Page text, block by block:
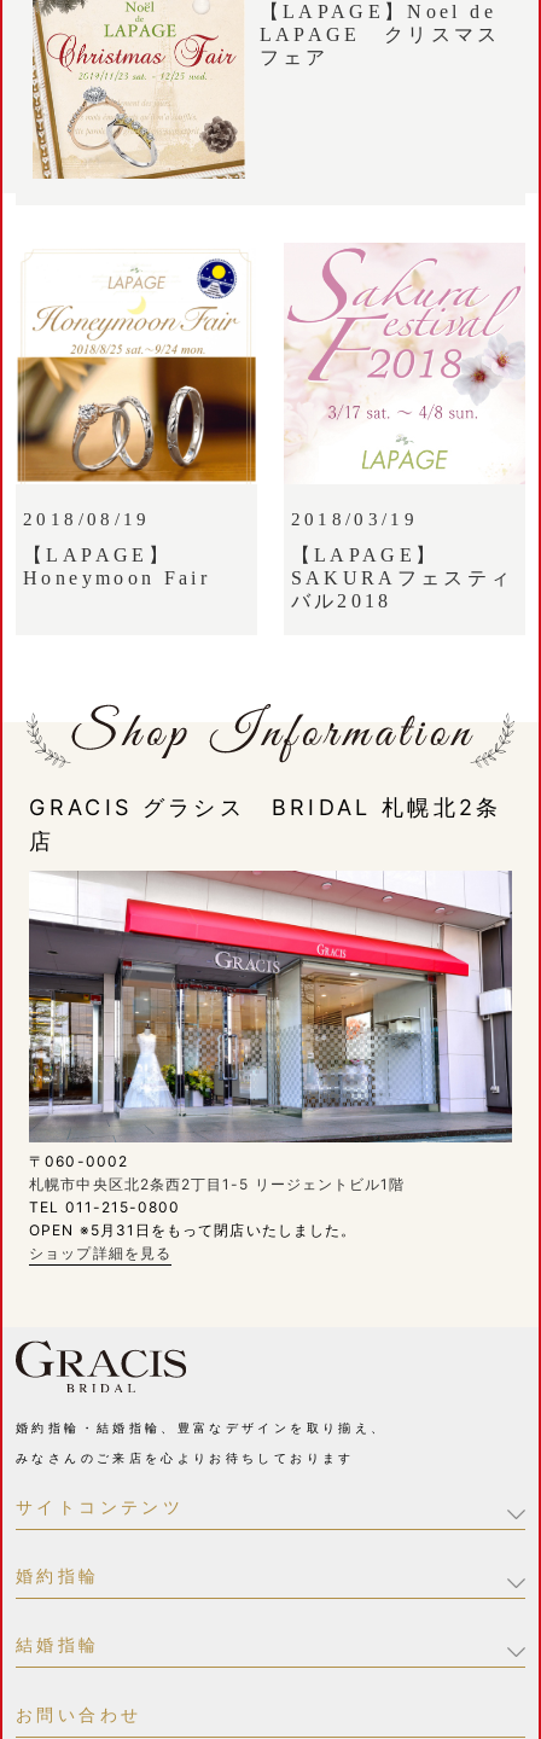
【LAPAGE】Noel de
LAPAGE クリスマス
フェア
2018/08/19
【LAPAGE】
Honeymoon Fair
2018/03/19
【LAPAGE】
SAKURAフェスティ
バル2018
GRACIS グラシス BRIDAL 札幌北2条
店
〒060-0002
札幌市中央区北2条西2丁目1-5 リージェントビル1階
TEL 011-215-0800
OPEN ※5月31日をもって閉店いたしました。
ショップ詳細を見る
婚約指輪・結婚指輪、豊富なデザインを取り揃え、
みなさんのご来店を心よりお待ちしております
サイトコンテンツ
婚約指輪
結婚指輪
お問い合わせ